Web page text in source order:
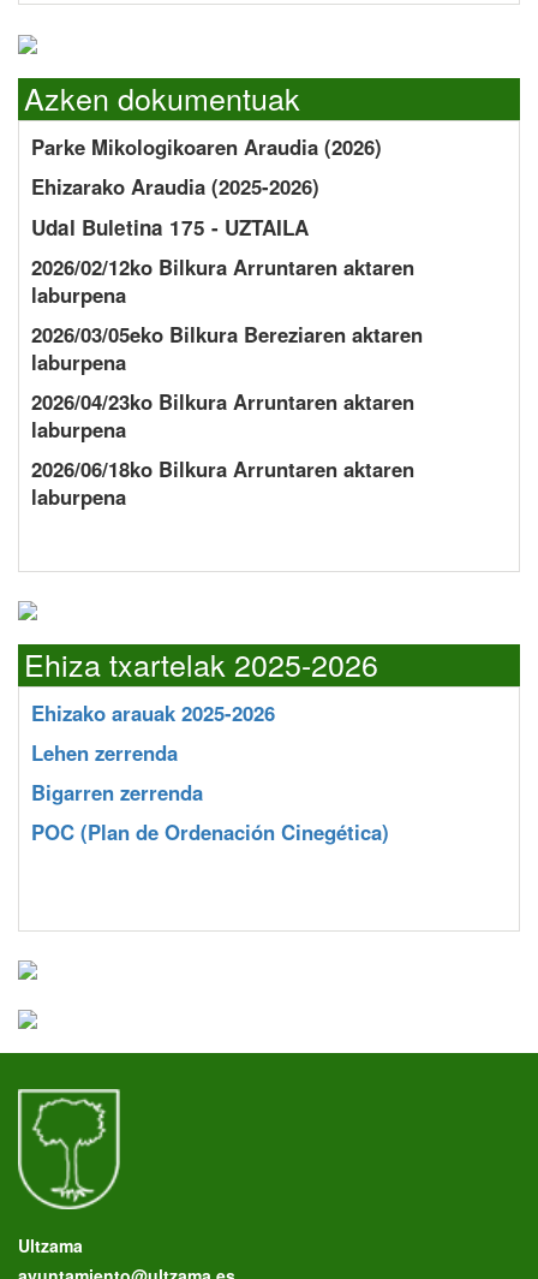
Azken dokumentuak
Parke Mikologikoaren Araudia (2026)
Ehizarako Araudia (2025-2026)
Udal Buletina 175 - UZTAILA
2026/02/12ko Bilkura Arruntaren aktaren
laburpena
2026/03/05eko Bilkura Bereziaren aktaren
laburpena
2026/04/23ko Bilkura Arruntaren aktaren
laburpena
2026/06/18ko Bilkura Arruntaren aktaren
laburpena
Ehiza txartelak 2025-2026
Ehizako arauak 2025-2026
Lehen zerrenda
Bigarren zerrenda
POC (Plan de Ordenación Cinegética)
Ultzama